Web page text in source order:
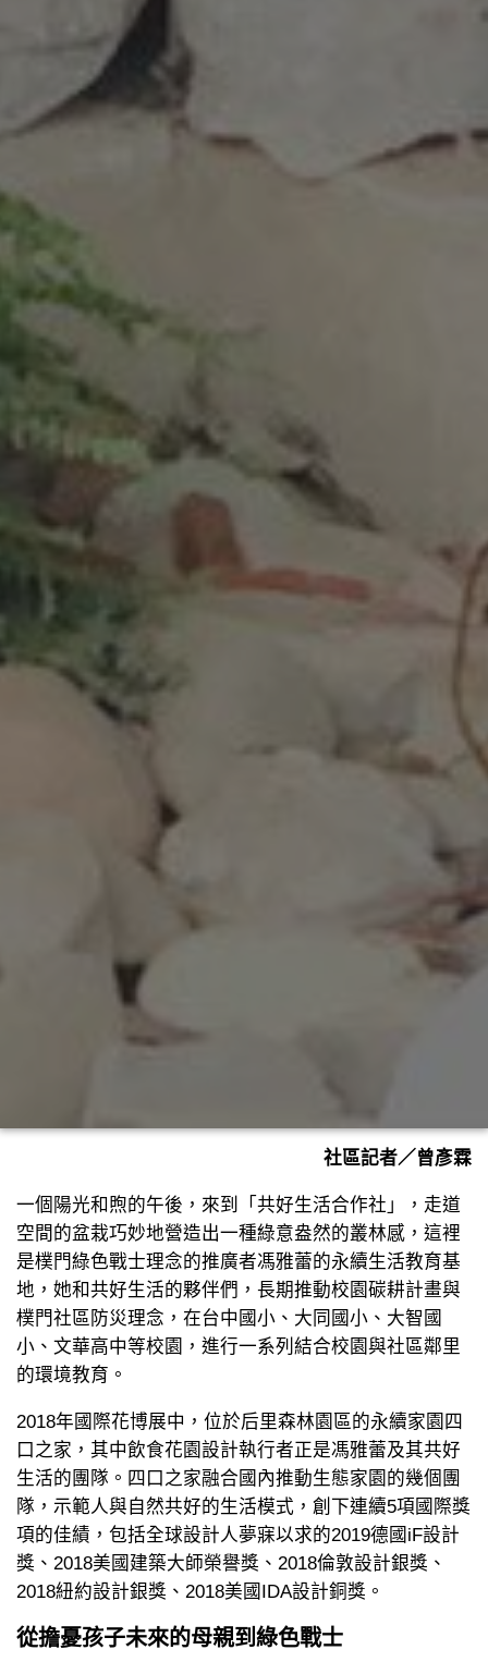
社區記者／曾彥霖
一個陽光和煦的午後，來到「共好生活合作社」，走道
空間的盆栽巧妙地營造出一種綠意盎然的叢林感，這裡
是樸門綠色戰士理念的推廣者馮雅蕾的永續生活教育基
地，她和共好生活的夥伴們，長期推動校園碳耕計畫與
樸門社區防災理念，在台中國小、大同國小、大智國
小、文華高中等校園，進行一系列結合校園與社區鄰里
的環境教育。
2018年國際花博展中，位於后里森林園區的永續家園四
口之家，其中飲食花園設計執行者正是馮雅蕾及其共好
生活的團隊。四口之家融合國內推動生態家園的幾個團
隊，示範人與自然共好的生活模式，創下連續5項國際獎
項的佳績，包括全球設計人夢寐以求的2019德國iF設計
獎、2018美國建築大師榮譽獎、2018倫敦設計銀獎、
2018紐約設計銀獎、2018美國IDA設計銅獎。
從擔憂孩子未來的母親到綠色戰士